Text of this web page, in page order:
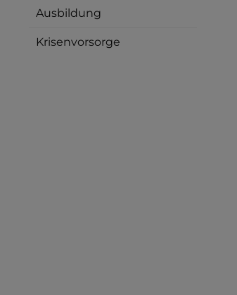
Ausbildung
Krisenvorsorge